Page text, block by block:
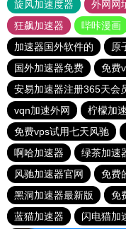
旋风加速度器
外网网
狂飙加速器
哔咔漫画
加速器国外软件的
原
国外加速器免费
免费
安易加速器注册365天会
vqn加速外网
柠檬加
免费vps试用七天风驰
啊哈加速器
绿茶加速
风驰加速器官网
免费
黑洞加速器最新版
免
蓝猫加速器
闪电猫加